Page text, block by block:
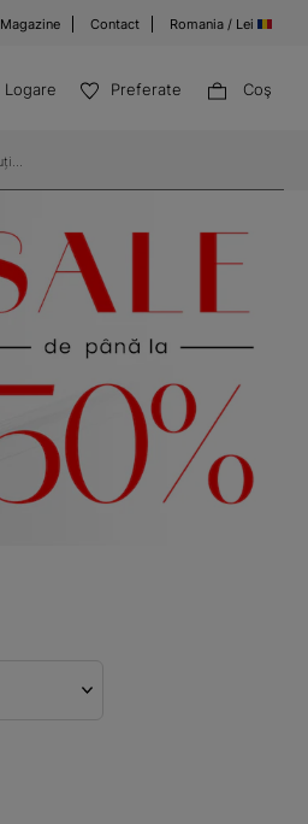
Magazine Contact Romania / Lei
Logare Preferate Coş